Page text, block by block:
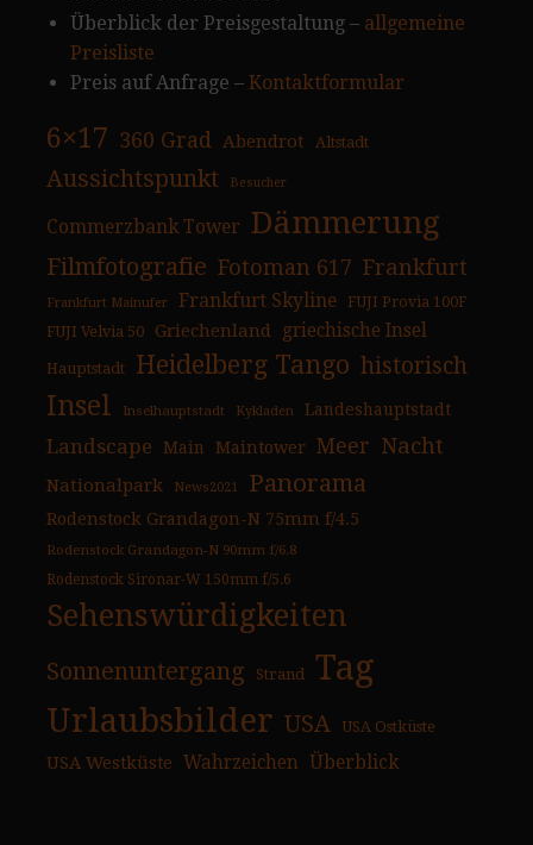
Überblick der Preisgestaltung – allgemeine
Preisliste
Preis auf Anfrage – Kontaktformular
6×17 360 Grad Abendrot Altstadt
Aussichtspunkt Besucher
Commerzbank Tower Dämmerung
Filmfotografie Fotoman 617 Frankfurt
Frankfurt Mainufer Frankfurt Skyline
FUJI Provia 100F
FUJI Velvia 50
Griechenland griechische Insel
Hauptstadt Heidelberg Tango historisch
Insel Inselhauptstadt Kykladen Landeshauptstadt
Landscape Main Maintower Meer Nacht
Nationalpark News2021 Panorama
Rodenstock Grandagon-N 75mm f/4.5
Rodenstock Grandagon-N 90mm f/6.8
Rodenstock Sironar-W 150mm f/5.6
Sehenswürdigkeiten
Sonnenuntergang Strand Tag
Urlaubsbilder USA USA Ostküste
USA Westküste Wahrzeichen Überblick